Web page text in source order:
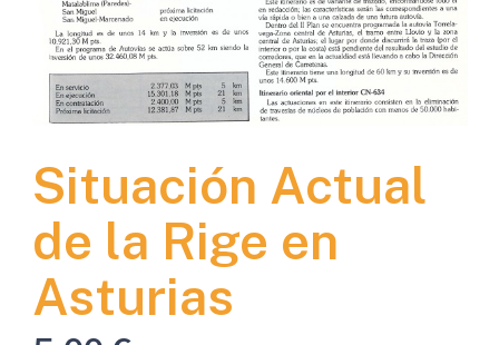
Situación Actual
de la Rige en
Asturias